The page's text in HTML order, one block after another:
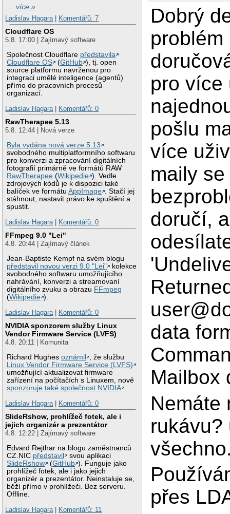
…více »
Ladislav Hagara
Komentářů: 7
Cloudflare OS
5.8. 17:00 | Zajímavý software
Společnost Cloudflare představila
Cloudflare OS
(GitHub ), tj. open
source platformu navrženou pro
integraci umělé inteligence (agentů)
přímo do pracovních procesů
organizací.
Ladislav Hagara
Komentářů: 0
RawTherapee 5.13
5.8. 12:44 | Nová verze
Byla vydána nová verze 5.13
svobodného multiplatformního softwaru
pro konverzi a zpracování digitálních
fotografií primárně ve formátů RAW
RawTherapee (Wikipedie ). Vedle
zdrojových kódů je k dispozici také
balíček ve formátuAppImage . Stačí jej
stáhnout, nastavit právo ke spuštění a
spustit.
Ladislav Hagara
Komentářů: 0
FFmpeg 9.0 "Lei"
4.8. 20:44 | Zajímavý článek
Jean-Baptiste Kempf na svém blogu
představil novou verzi 9.0 "Lei"
kolekce
svobodného softwaru umožňujícího
nahrávání, konverzi a streamovaní
digitálního zvuku a obrazu FFmpeg
(Wikipedie ).
Ladislav Hagara | Komentářů: 0
NVIDIA sponzorem služby Linux
Vendor Firmware Service (LVFS)
4.8. 20:11 | Komunita
Richard Hughesoznámil
, že službu
Linux Vendor Firmware Service (LVFS)
umožňující aktualizovat firmware
zařízení na počítačích s Linuxem, nově
sponzoruje také společnost NVIDIA .
Ladislav Hagara | Komentářů: 0
SlideRshow, prohlížeč fotek, ale i
jejich organizér a prezentátor
4.8. 12:22 | Zajímavý software
Edvard Rejthar na blogu zaměstnanců
CZ.NIC představil
svou aplikaci
SlideRshow
(GitHub ). Funguje jako
prohlížeč fotek, ale i jako jejich
organizér a prezentátor. Neinstaluje se,
běží přímo v prohlížeči. Bez serveru.
Offline.
Ladislav Hagara | Komentářů: 11
Dobrý
problém
pro více
pošlu
více
maily se
doručí,
data
Mailbox
Nemáte
rukávu?
přes